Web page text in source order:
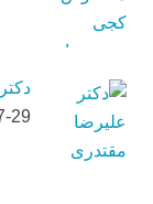
29